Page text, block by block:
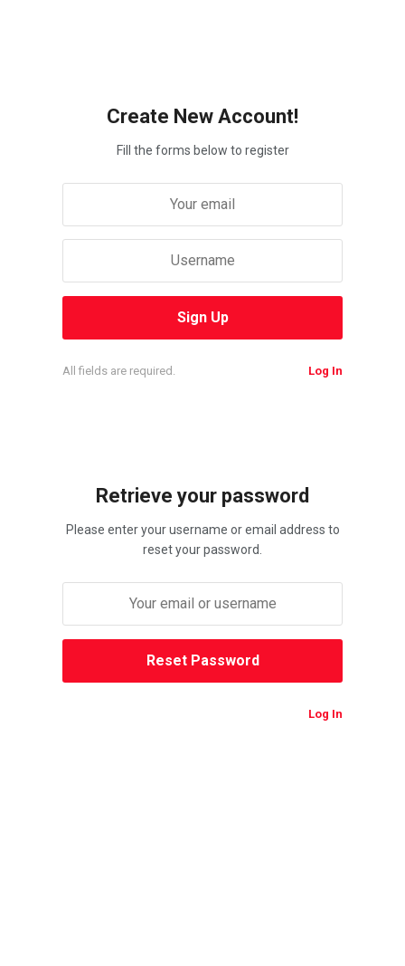
Create New Account!
Fill the forms below to register
All fields are required. Log In
Retrieve your password
Please enter your username or email address to
reset your password.
Log In